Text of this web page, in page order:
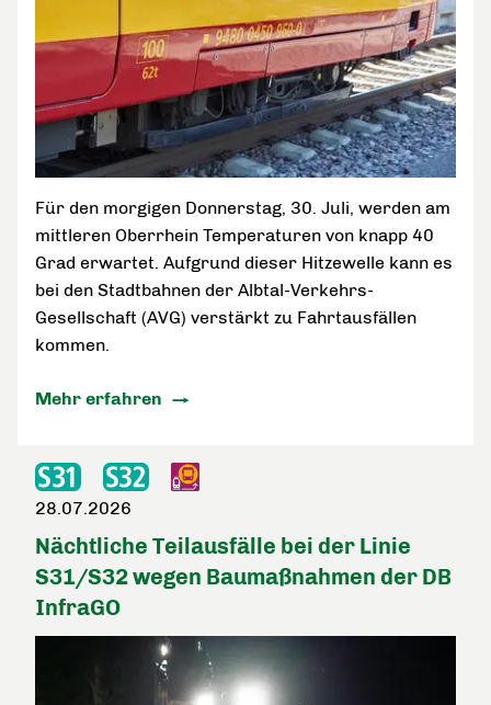
Für den morgigen Donnerstag, 30. Juli, werden am
mittleren Oberrhein Temperaturen von knapp 40
Grad erwartet. Aufgrund dieser Hitzewelle kann es
bei den Stadtbahnen der Albtal-Verkehrs-
Gesellschaft (AVG) verstärkt zu Fahrtausfällen
kommen.
Mehr erfahren
28.07.2026
Nächtliche Teilausfälle bei der Linie
S31/S32 wegen Baumaßnahmen der DB
InfraGO